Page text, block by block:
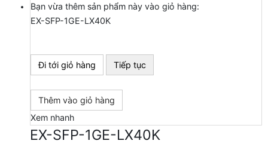
Bạn vừa thêm sản phẩm này vào giỏ hàng:
EX-SFP-1GE-LX40K
Đi tới giỏ hàng Tiếp tục
Thêm vào giỏ hàng
Xem nhanh
EX-SFP-1GE-LX40K